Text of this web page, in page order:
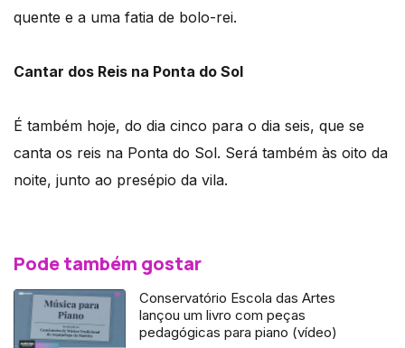
quente e a uma fatia de bolo-rei.
Cantar dos Reis na Ponta do Sol
É também hoje, do dia cinco para o dia seis, que se
canta os reis na Ponta do Sol. Será também às oito da
noite, junto ao presépio da vila.
Pode também gostar
Conservatório Escola das Artes
lançou um livro com peças
pedagógicas para piano (vídeo)